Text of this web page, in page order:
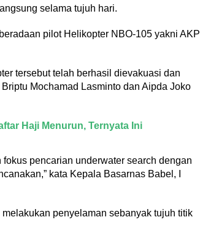
selama tujuh hari.
pilot Helikopter NBO-105 yakni AKP
tersebut telah berhasil dievakuasi dan
Mochamad Lasminto dan Aipda Joko
Haji Menurun, Ternyata Ini
pencarian underwater search dengan
kata Kepala Basarnas Babel, I
penyelaman sebanyak tujuh titik